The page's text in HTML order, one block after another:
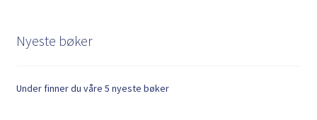
Nyeste bøker
Under finner du våre 5 nyeste bøker